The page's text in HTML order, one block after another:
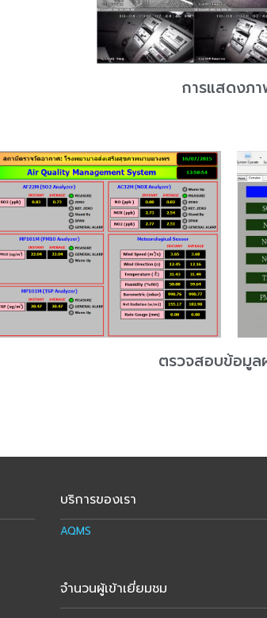
การแสดงภ
ตรวจสอบข้อมูล
บริการของเรา
AQMS
จำนวนผู้เข้าเยี่ยมชม